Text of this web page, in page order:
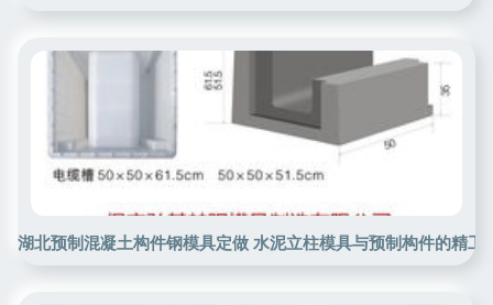
湖北预制混凝土构件钢模具定做 水泥立柱模具与预制构件的精工